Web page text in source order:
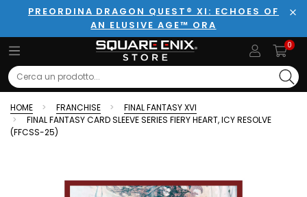
PREORDINA DRAGON QUEST® XI: ECHOES OF
AN ELUSIVE AGE™ ORA
0
Search
HOME FRANCHISE
FINAL FANTASY XVI
FINAL FANTASY CARD SLEEVE SERIES FIERY HEART, ICY RESOLVE
(FFCSS-25)